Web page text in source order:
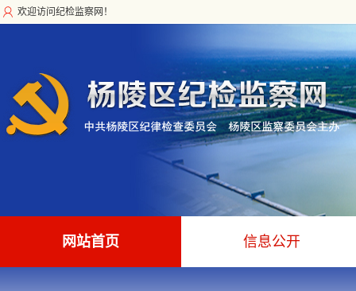
欢迎访问纪检监察网！
网站首页 信息公开